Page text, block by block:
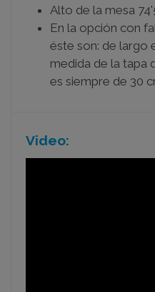
Alto de la mesa
En la opción con
éste son: de largo
medida de la tapa
es siempre de 30
Video: